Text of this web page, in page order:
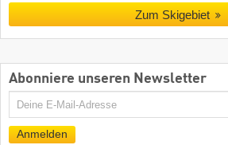
Zum Skigebiet
Abonniere unseren Newsletter
E-
Anmelden